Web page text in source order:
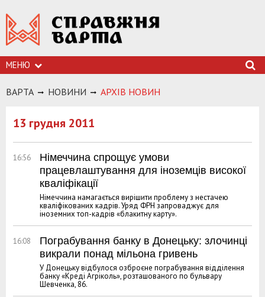
МЕНЮ
ВАРТА НОВИНИ АРХIВ НОВИН
13 грудня 2011
16:56
Німеччина спрощує умови
працевлаштування для іноземців високої
кваліфікації
Німеччина намагається вирішити проблему з нестачею
кваліфікованих кадрів. Уряд ФРН запроваджує для
іноземних топ-кадрів «блакитну карту».
16:08
Пограбування банку в Донецьку: злочинці
викрали понад мільона гривень
У Донецьку відбулося озброєне пограбування відділення
банку «Креді Агріколь», розташованого по бульвару
Шевченка, 86.